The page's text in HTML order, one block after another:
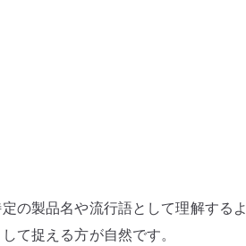
の製品名や流行語として理解する
て捉える方が自然です。